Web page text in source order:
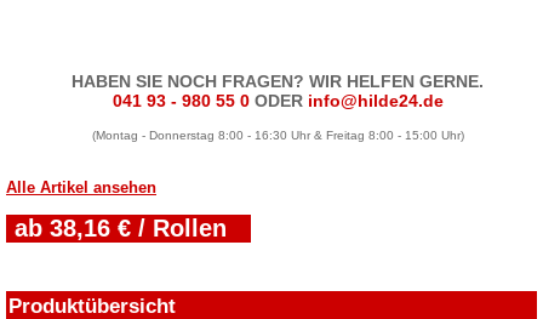
HABEN SIE NOCH FRAGEN? WIR HELFEN GERNE.
041 93 - 980 55 0 ODER info@hilde24.de
(Montag - Donnerstag 8:00 - 16:30 Uhr & Freitag 8:00 - 15:00 Uhr)
Alle Artikel ansehen
ab 38,16 € / Rollen
Produktübersicht